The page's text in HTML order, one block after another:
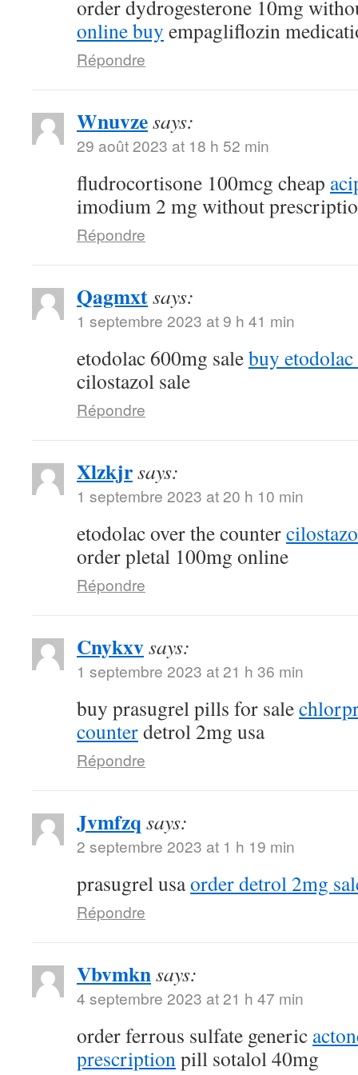
order dydrogesterone 10mg
online buy empagliflozin
Répondre
Wnuvzesays:
29 août 2023 at 18 h 52 min
fludrocortisone 100mcg cheap
imodium 2 mg without
Répondre
Qagmxtsays:
1 septembre 2023 at 9 h 41 min
etodolac 600mg salebuy
cilostazol sale
Répondre
Xlzkjrsays:
1 septembre 2023 at 20 h 10 min
etodolac over the counter
order pletal 100mg online
Répondre
Cnykxvsays:
1 septembre 2023 at 21 h 36 min
buy prasugrel pills for sale
counterdetrol 2mg usa
Répondre
Jvmfzq says:
2 septembre 2023 at 1 h 19 min
prasugrel usaorder detrol 2mg
Répondre
Vbvmknsays:
4 septembre 2023 at 21 h 47 min
order ferrous sulfate generic
prescriptionpill sotalol 40mg